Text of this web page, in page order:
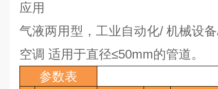
应用
气液两用型，工业自动化/ 机械设备
空调 适用于直径≤50mm的管道。
参数表